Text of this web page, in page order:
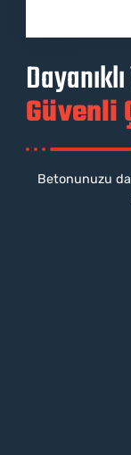
Güvenli
Betonunuzu